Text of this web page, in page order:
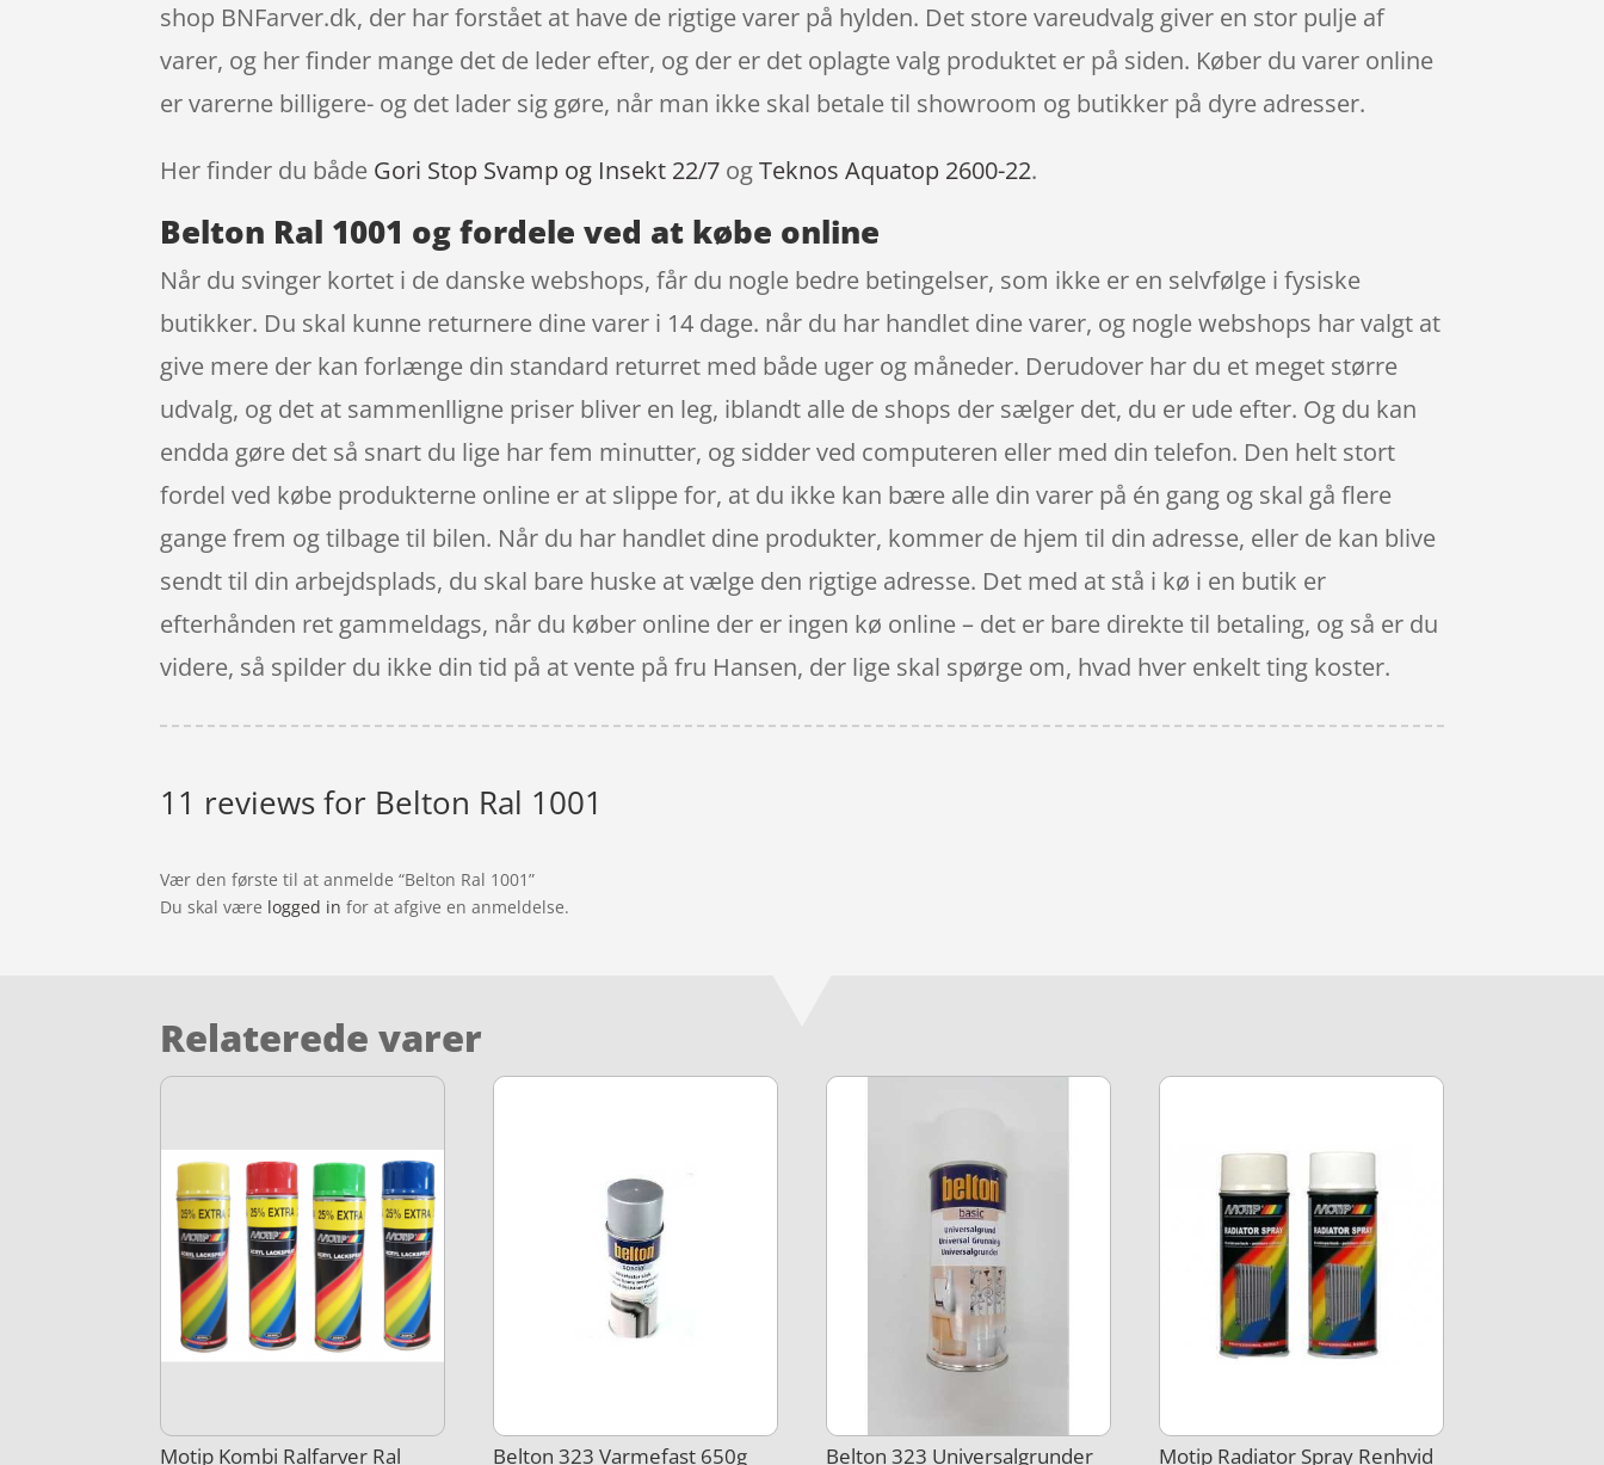
shop BNFarver.dk, der har forstået at have de rigtige varer på hylden. Det store vareudvalg giver en stor pulje af
varer, og her finder mange det de leder efter, og der er det oplagte valg produktet er på siden. Køber du varer online
er varerne billigere- og det lader sig gøre, når man ikke skal betale til showroom og butikker på dyre adresser.
Her finder du både Gori Stop Svamp og Insekt 22/7 ogTeknos Aquatop 2600-22.
Belton Ral 1001 og fordele ved at købe online
Når du svinger kortet i de danske webshops, får du nogle bedre betingelser, som ikke er en selvfølge i fysiske
butikker. Du skal kunne returnere dine varer i 14 dage. når du har handlet dine varer, og nogle webshops har valgt at
give mere der kan forlænge din standard returret med både uger og måneder. Derudover har du et meget større
udvalg, og det at sammenlligne priser bliver en leg, iblandt alle de shops der sælger det, du er ude efter. Og du kan
endda gøre det så snart du lige har fem minutter, og sidder ved computeren eller med din telefon. Den helt stort
fordel ved købe produkterne online er at slippe for, at du ikke kan bære alle din varer på én gang og skal gå flere
gange frem og tilbage til bilen. Når du har handlet dine produkter, kommer de hjem til din adresse, eller de kan blive
sendt til din arbejdsplads, du skal bare huske at vælge den rigtige adresse. Det med at stå i kø i en butik er
efterhånden ret gammeldags, når du køber online der er ingen kø online – det er bare direkte til betaling, og så er du
videre, så spilder du ikke din tid på at vente på fru Hansen, der lige skal spørge om, hvad hver enkelt ting koster.
11 reviews for Belton Ral 1001
Vær den første til at anmelde “Belton Ral 1001”
Du skal være logged in for at afgive en anmeldelse.
Relaterede varer
Motip Kombi Ralfarver Ral Belton 323 Varmefast 650g Belton 323 Universalgrunder Motip Radiator Spray Renhvid